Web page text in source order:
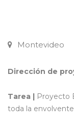
Montevideo
Dirección de
Tarea | Proyecto
toda la